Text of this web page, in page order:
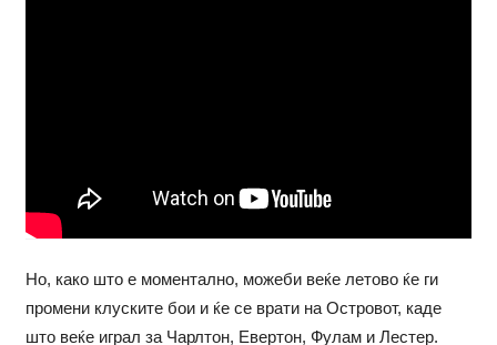
Но, како што е моментално, можеби веќе летово ќе ги
промени клуските бои и ќе се врати на Островот, каде
што веќе играл за Чарлтон, Евертон, Фулам и Лестер.